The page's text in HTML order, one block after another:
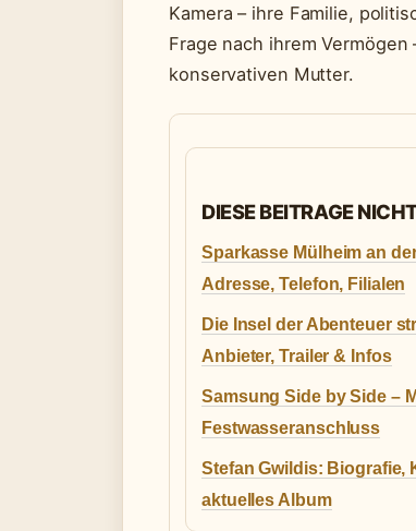
Kamera – ihre Familie,
Frage nach ihrem
konservativen Mutter.
DIESE BEITRAGE
Sparkasse Mülheim an
Adresse, Telefon, Filialen
Die Insel der Abenteuer
Anbieter, Trailer & Infos
Samsung Side by Side –
Festwasseranschluss
Stefan Gwildis: Biografie,
aktuelles Album